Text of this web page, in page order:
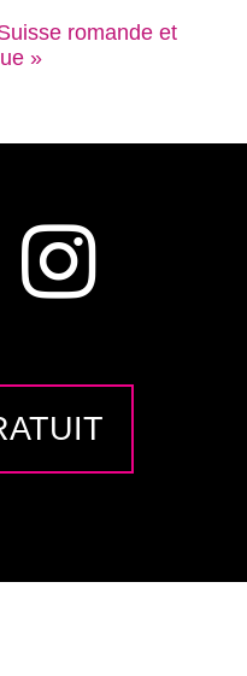
romande et
»